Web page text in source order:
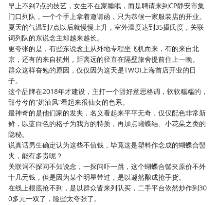
早上不到7点的技艺，女生不在家睡眠，而是聘请来到CP静安市集
门口列队，一个个手上拿着邀请函，只为恭候一家服装店的开业。
夏天的气温到7点以后就慢慢上升，室外温度达到35摄氏度，关联
词列队的东说念主却越来越长。
更夸张的是，有些东说念主从外地专程坐飞机而来，有的来自北
京，还有的来自杭州，距离远的径直在隔壁旅舍提前住上一晚。
群众这样奋勉的原因，仅仅因为这天是TWOI上海首店开业的日
子。
这个品牌在2018年才建设，主打一个甜好意思格调，软软糯糯的，
甜兮兮的“奶油风”看起来很仙女的色系。
最神奇的是他们家的发夹，名义看起来平平无奇，仅仅配色非常新
鲜，以蓝白色的格子为我方的特质，再加点蝴蝶结、小花朵之类的
隐秘。
说真话男生确定认为这些不值钱，毕竟这是塑料作念成的蝴蝶合髻
夹，能有多贵呢？
关联词不探问不知说念，一探问吓一跳，这个蝴蝶合髻夹原价不外
十几元钱，但是因为某个明星带过，是以遽然酿成抢手货。
在线上根底抢不到，是以群众皆来列队买，二手平台依然炒作到30
0多元一双了，险些太夸张了。